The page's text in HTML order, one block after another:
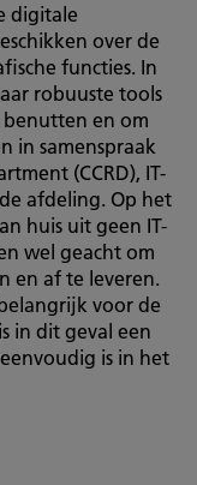
digitale
over de
functies. In
robuuste tools
en om
in samenspraak
(CCRD), IT-
afdeling. Op het
huis uit geen IT-
wel geacht om
en af te leveren.
voor de
in dit geval een
is in het